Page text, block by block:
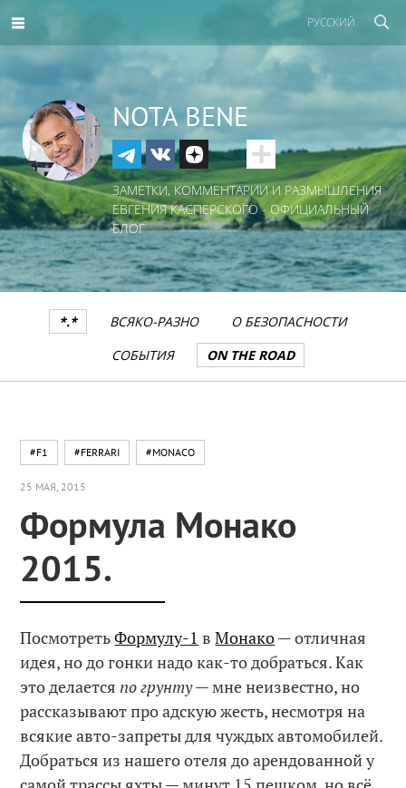
РУССКИЙ
NOTA BENE
ЗАМЕТКИ, КОММЕНТАРИИ И РАЗМЫШЛЕНИЯ
ЕВГЕНИЯ КАСПЕРСКОГО - ОФИЦИАЛЬНЫЙ
БЛОГ
*.* ВСЯКО-РАЗНО
О БЕЗОПАСНОСТИ
СОБЫТИЯ
ON THE ROAD
#F1 #FERRARI #MONACO
25 МАЯ, 2015
Формула Монако
2015.
ПосмотретьФормулу-1 вМонако— отличная
идея, но до гонки надо как-то добраться. Как
это делаетсяпо грунту— мне неизвестно, но
рассказывают про адскую жесть, несмотря на
всякие авто-запреты для чуждых автомобилей.
Добраться из нашего отеля до арендованной у